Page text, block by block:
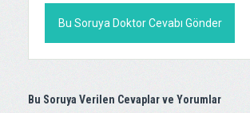
Bu Soruya Doktor Cevabı Gönder
Bu Soruya Verilen Cevaplar ve Yorumlar